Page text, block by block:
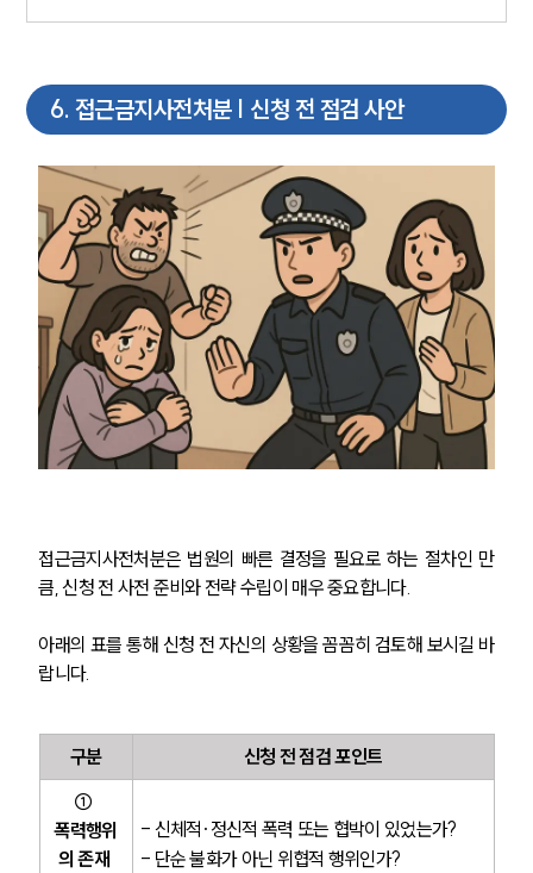
6. 접근금지사전처분 | 신청 전 점검 사안
접근금지사전처분은 법원의 빠른 결정을 필요로 하는 절차인 만
큼, 신청 전 사전 준비와 전략 수립이 매우 중요합니다.
아래의 표를 통해 신청 전 자신의 상황을 꼼꼼히 검토해 보시길 바
랍니다.
구분
신청 전 점검 포인트
①
폭력행위
의 존재
- 신체적·정신적 폭력 또는 협박이 있었는가?
- 단순 불화가 아닌 위협적 행위인가?